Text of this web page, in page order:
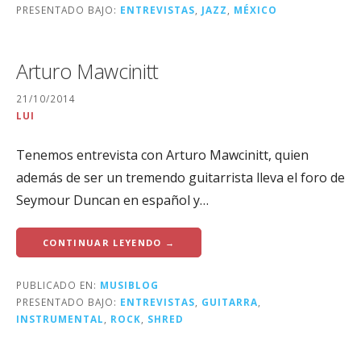
PRESENTADO BAJO: ENTREVISTAS JAZZ MÉXICO
Arturo Mawcinitt
21/10/2014
LUI
Tenemos entrevista con Arturo Mawcinitt, quien
además de ser un tremendo guitarrista lleva el foro de
Seymour Duncan en español y…
CONTINUAR LEYENDO →
PUBLICADO EN: MUSIBLOG
PRESENTADO BAJO: ENTREVISTAS, GUITARRA,
INSTRUMENTAL, ROCK, SHRED